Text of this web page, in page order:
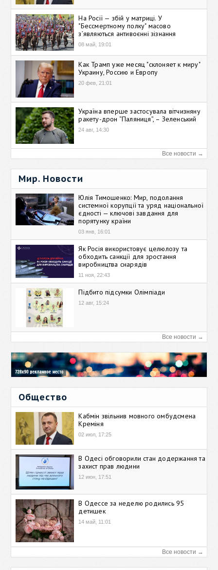
На Росії — збій у матриці. У
"Бессмертному полку" масово
зʼявляються антивоєнні зізнання
08 май, 19:01
Как Трамп уже месяц "склоняет к миру"
Украину, Россию и Европу
20 фев, 21:01
Україна вперше застосувала вітчизняну
ракету-дрон “Паляниця”, – Зеленський
24 авг, 14:30
Все новости →
Мир. Новости
Юлія Тимошенко: Мир, подолання
системної корупції та уряд національної
єдності — ключові завдання для
порятунку країни
03 янв, 16:01
Як Росія використовує целюлозу та
обходить санкції для зростання
виробництва снарядів
11 ноя, 22:43
Підбито підсумки Олімпіади
12 авг, 15:24
Все новости →
Общество
Кабмін звільнив мовного омбудсмена
Креміня
02 июл, 17:25
В Одесі обговорили стан додержання та
захист прав людини
12 июн, 17:51
В Одессе за неделю родились 95
детишек
14 май, 11:01
Все новости →